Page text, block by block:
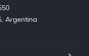
Argentina